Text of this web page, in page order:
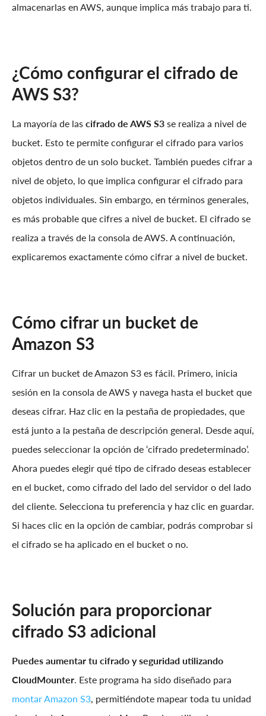
almacenarlas en AWS, aunque implica más trabajo para ti.
¿Cómo configurar el cifrado de
AWS S3?
La mayoría de las cifrado de AWS S3 se realiza a nivel de
bucket. Esto te permite configurar el cifrado para varios
objetos dentro de un solo bucket. También puedes cifrar a
nivel de objeto, lo que implica configurar el cifrado para
objetos individuales. Sin embargo, en términos generales,
es más probable que cifres a nivel de bucket. El cifrado se
realiza a través de la consola de AWS. A continuación,
explicaremos exactamente cómo cifrar a nivel de bucket.
Cómo cifrar un bucket de
Amazon S3
Cifrar un bucket de Amazon S3 es fácil. Primero, inicia
sesión en la consola de AWS y navega hasta el bucket que
deseas cifrar. Haz clic en la pestaña de propiedades, que
está junto a la pestaña de descripción general. Desde aquí,
puedes seleccionar la opción de ‘cifrado predeterminado’.
Ahora puedes elegir qué tipo de cifrado deseas establecer
en el bucket, como cifrado del lado del servidor o del lado
del cliente. Selecciona tu preferencia y haz clic en guardar.
Si haces clic en la opción de cambiar, podrás comprobar si
el cifrado se ha aplicado en el bucket o no.
Solución para proporcionar
cifrado S3 adicional
Puedes aumentar tu cifrado y seguridad utilizando
CloudMounter . Este programa ha sido diseñado para
montar Amazon S3 , permitiéndote mapear toda tu unidad